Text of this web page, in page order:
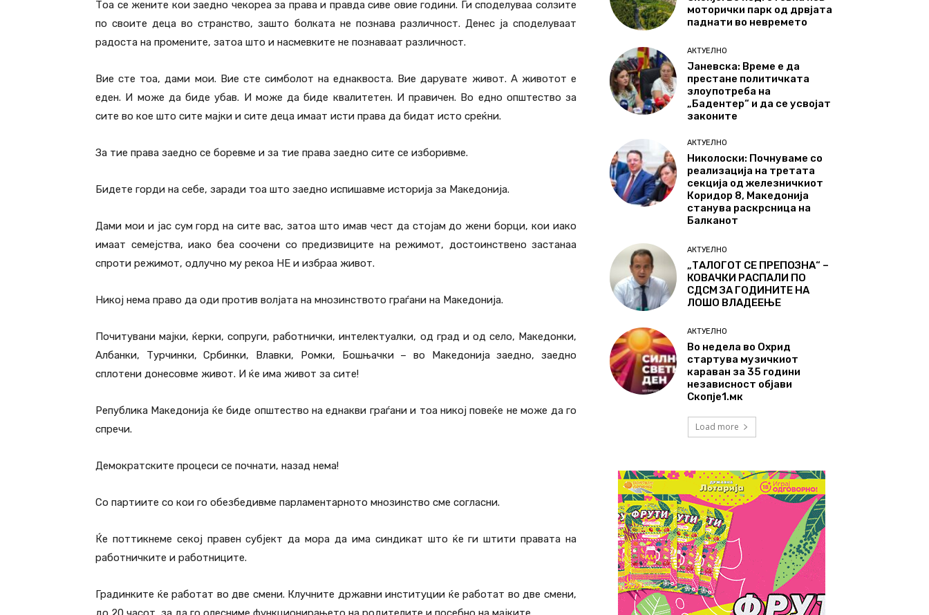
Тоа се жените кои заедно чекореа за права и правда сиве овие години. Ги споделуваа солзите
по своите деца во странство, зашто болката не познава различност. Денес ја споделуваат
радоста на промените, затоа што и насмевките не познаваат различност.
Вие сте тоа, дами мои. Вие сте симболот на еднаквоста. Вие дарувате живот. А животот е
еден. И може да биде убав. И може да биде квалитетен. И правичен. Во едно општество за
сите во кое што сите мајки и сите деца имаат исти права да бидат исто среќни.
За тие права заедно се боревме и за тие права заедно сите се изборивме.
Бидете горди на себе, заради тоа што заедно испишавме историја за Македонија.
Дами мои и јас сум горд на сите вас, затоа што имав чест да стојам до жени борци, кои иако
имаат семејства, иако беа соочени со предизвиците на режимот, достоинствено застанаа
спроти режимот, одлучно му рекоа НЕ и избраа живот.
Никој нема право да оди против волјата на мнозинството граѓани на Македонија.
Почитувани мајки, ќерки, сопруги, работнички, интелектуалки, од град и од село, Македонки,
Албанки, Турчинки, Србинки, Влавки, Ромки, Бошњачки – во Македонија заедно, заедно
сплотени донесовме живот. И ќе има живот за сите!
Република Македонија ќе биде општество на еднакви граѓани и тоа никој повеќе не може да го
спречи.
Демократските процеси се почнати, назад нема!
Со партиите со кои го обезбедивме парламентарното мнозинство сме согласни.
Ќе поттикнеме секој правен субјект да мора да има синдикат што ќе ги штити правата на
работничките и работниците.
Градинките ќе работат во две смени. Клучните државни институции ќе работат во две смени,
моторички парк од дрвјата
паднати во невремето
АКТУЕЛНО
Јаневска: Време е да
престане политичката
злоупотреба на
„Бадентер“ и да се усвојат
законите
АКТУЕЛНО
Николоски: Почнуваме со
реализација на третата
секција од железничкиот
Коридор 8, Македонија
станува раскрсница на
Балканот
АКТУЕЛНО
„ТАЛОГОТ СЕ ПРЕПОЗНА“ –
КОВАЧКИ РАСПАЛИ ПО
СДСМ ЗА ГОДИНИТЕ НА
ЛОШО ВЛАДЕЕЊЕ
АКТУЕЛНО
Во недела во Охрид
стартува музичкиот
караван за 35 години
независност објави
Скопје1.мк
Load more